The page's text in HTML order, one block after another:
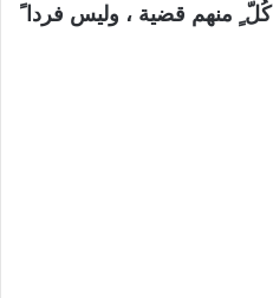
كُلّ ٍ منهم قضية ، وليس فردا ً